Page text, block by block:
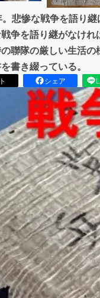
悲惨な戦争を語り
争を語り継がなけ
聯隊の厳しい生活
書き綴っている。
シェア